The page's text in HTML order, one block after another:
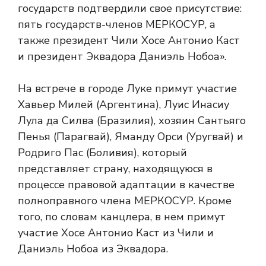
государств подтвердили свое присутствие:
пять государств-членов МЕРКОСУР, а
также президент Чили Хосе Антонио Каст
и президент Эквадора Даниэль Нобоа».
На встрече в городе Луке примут участие
Хавьер Милей (Аргентина), Луис Инасиу
Лула да Силва (Бразилия), хозяин Сантьяго
Пенья (Парагвай), Яманду Орси (Уругвай) и
Родриго Пас (Боливия), который
представляет страну, находящуюся в
процессе правовой адаптации в качестве
полноправного члена МЕРКОСУР. Кроме
того, по словам канцлера, в нем примут
участие Хосе Антонио Каст из Чили и
Даниэль Нобоа из Эквадора.